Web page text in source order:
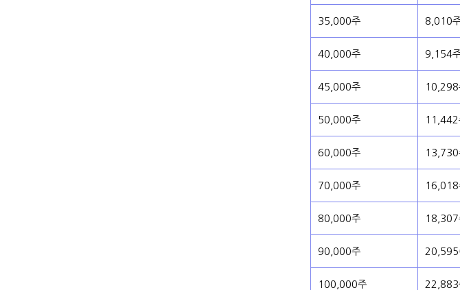
35,000주 8,010
40,000주 9,154
45,000주 10,298
50,000주 11,442
60,000주 13,730
70,000주 16,018
80,000주 18,307
90,000주 20,595
100,000주 22,883